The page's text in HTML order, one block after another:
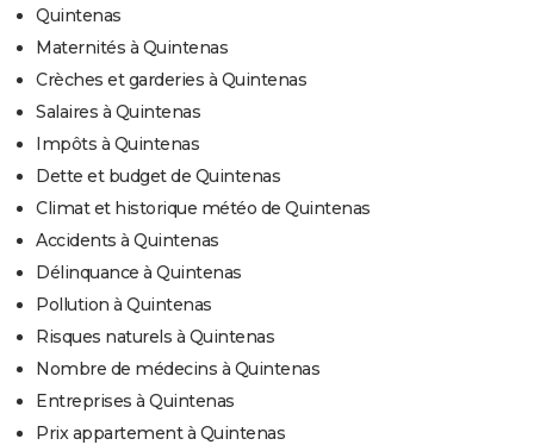
Quintenas
Maternités à Quintenas
Crèches et garderies à Quintenas
Salaires à Quintenas
Impôts à Quintenas
Dette et budget de Quintenas
Climat et historique météo de Quintenas
Accidents à Quintenas
Délinquance à Quintenas
Pollution à Quintenas
Risques naturels à Quintenas
Nombre de médecins à Quintenas
Entreprises à Quintenas
Prix appartement à Quintenas